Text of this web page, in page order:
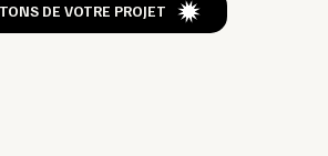
DE VOTRE PROJET